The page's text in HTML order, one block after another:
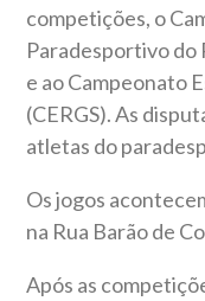
competições, o
Paradesportivo do
e ao Campeonato
(CERGS). As
atletas do
Os jogos
na Rua Barão de
Após as